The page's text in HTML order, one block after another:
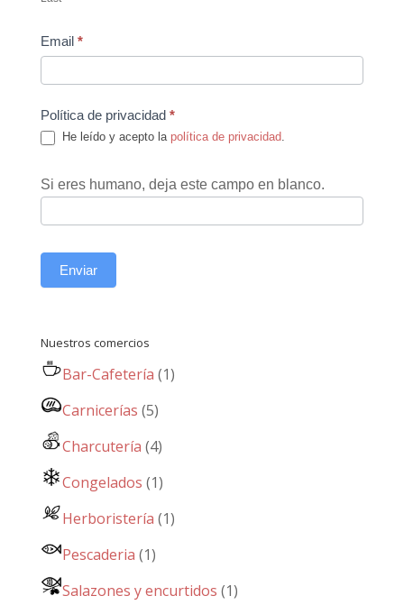
Email *
Política de privacidad *
He leído y acepto la política de privacidad
Si eres humano, deja este campo en blanco.
Enviar
Nuestros comercios
Bar-Cafetería (1)
Carnicerías (5)
Charcutería (4)
Congelados (1)
Herboristería (1)
Pescaderia (1)
Salazones y encurtidos (1)